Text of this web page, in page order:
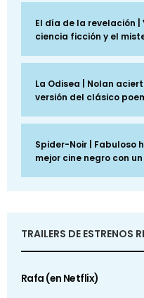
El día de la revelación
ciencia ficción y el
La Odisea | Nolan
versión del clásico
Spider-Noir | Fabuloso
mejor cine negro con
TRAILERS DE ESTRENOS
Rafa (en Netflix)